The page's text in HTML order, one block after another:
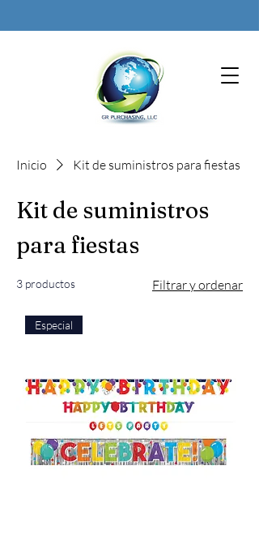
Inicio Kit de suministros para fiestas
Kit de suministros
para fiestas
3 productos Filtrar y ordenar
Especial